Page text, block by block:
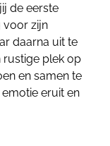
de eerste
voor zijn
daarna uit te
rustige plek op
en samen te
eruit en